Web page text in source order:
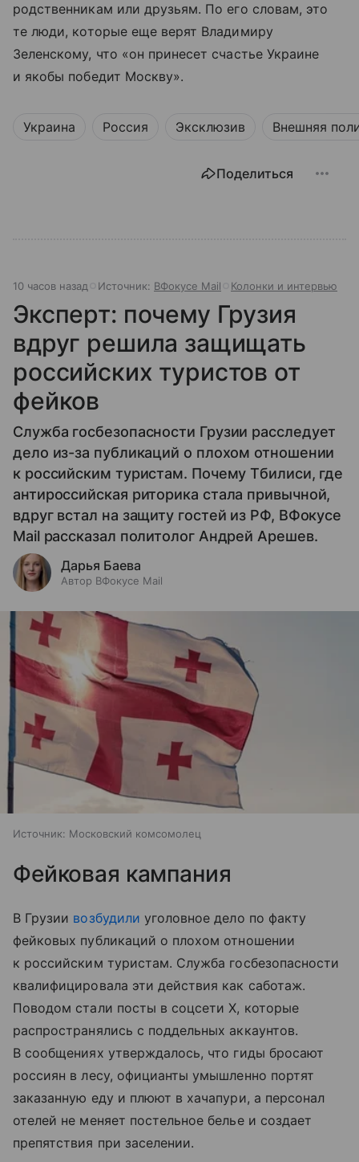
родственникам или друзьям. По его словам, это
те люди, которые еще верят Владимиру
Зеленскому, что «он принесет счастье Украине
и якобы победит Москву».
Украина Россия Эксклюзив Внешняя
Поделиться
10 часов назад Источник: ВФокусе Mail Колонки и интервью
Эксперт: почему Грузия
вдруг решила защищать
российских туристов от
фейков
Служба госбезопасности Грузии расследует
дело из-за публикаций о плохом отношении
к российским туристам. Почему Тбилиси, где
антироссийская риторика стала привычной,
вдруг встал на защиту гостей из РФ, ВФокусе
Mail рассказал политолог Андрей Арешев.
Дарья Баева
Автор ВФокусе Mail
Источник: Московский комсомолец
Фейковая кампания
В Грузии возбудили уголовное дело по факту
фейковых публикаций о плохом отношении
к российским туристам. Служба госбезопасности
квалифицировала эти действия как саботаж.
Поводом стали посты в соцсети X, которые
распространялись с поддельных аккаунтов.
В сообщениях утверждалось, что гиды бросают
россиян в лесу, официанты умышленно портят
заказанную еду и плюют в хачапури, а персонал
отелей не меняет постельное белье и создает
препятствия при заселении.